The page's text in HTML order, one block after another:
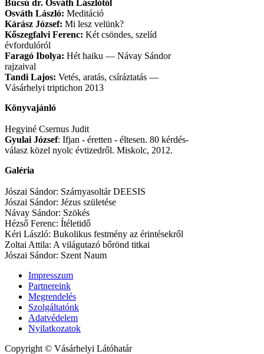
Búcsú dr. Osváth Lászlótól
Osváth László: Meditáció
Kárász József: Mi lesz velünk?
Kőszegfalvi Ferenc: Két csöndes, szelíd
évfordulóról
Faragó Ibolya: Hét haiku — Návay Sándor
rajzaival
Tandi Lajos: Vetés, aratás, csíráztatás —
Vásárhelyi triptichon 2013
Könyvajánló
Hegyiné Csernus Judit
Gyulai József: Ifjan - éretten - éltesen. 80 kérdés-
válasz közel nyolc évtizedről. Miskolc, 2012.
Galéria
Jószai Sándor: Szárnyasoltár DEESIS
Jószai Sándor: Jézus születése
Návay Sándor: Szökés
Hézső Ferenc: Ítéletidő
Kéri László: Bukolikus festmény az érintésekről
Zoltai Attila: A világutazó bőrönd titkai
Jószai Sándor: Szent Naum
Impresszum
Partnereink
Megrendelés
Szolgáltatónk
Adatvédelem
Nyilatkozatok
Copyright © Vásárhelyi Látóhatár